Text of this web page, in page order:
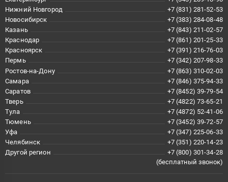
Нижний Новгород
+7 (831) 281-52-53
Новосибирск
+7 (383) 284-08-48
Казань
+7 (843) 211-02-57
Краснодар
+7 (861) 201-25-33
Красноярск
+7 (391) 216-76-03
Пермь
+7 (342) 207-98-33
Ростов-на-Дону
+7 (863) 310-02-03
Самара
+7 (846) 375-94-33
Саратов
+7 (8452) 39-79-54
Тверь
+7 (4822) 73-65-21
Тула
+7 (4872) 52-41-06
Тюмень
+7 (3452) 39-72-57
Уфа
+7 (347) 225-06-33
Челябинск
+7 (351) 220-14-23
Другой регион
+7 (800) 301-34-28
(бесплатный звонок)